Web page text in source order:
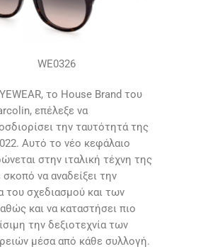
WE0326
το House Brand του
επέλεξε να
την ταυτότητά της
Αυτό το νέο κεφάλαιο
στην ιταλική τέχνη της
να αναδείξει την
του σχεδιασμού και των
και να καταστήσει πιο
την δεξιοτεχνία των
μέσα από κάθε συλλογή.